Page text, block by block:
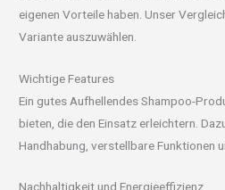
eigenen Vorteile haben. Unser
Variante auszuwählen.
Wichtige Features
Ein gutes Aufhellendes Shampoo-
bieten, die den Einsatz erleichtern.
Handhabung, verstellbare Funktionen
Nachhaltigkeit und Energieeffizienz